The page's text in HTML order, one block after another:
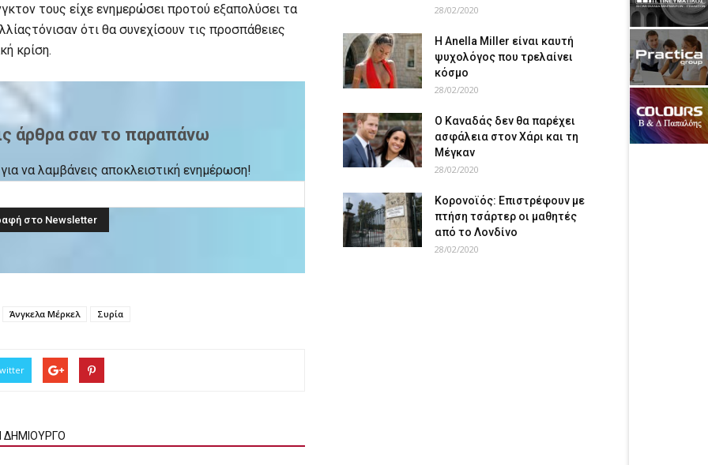
τους είχε ενημερώσει προτού εξαπολύσει τα
ότι θα συνεχίσουν τις προσπάθειες
κρίση.
άρθρα σαν το παραπάνω
να λαμβάνεις αποκλειστική ενημέρωση!
Άνγκελα Μέρκελ Συρία
ΔΗΜΙΟΥΡΓΟ
28/02/2020
Η Anella Miller είναι καυτή
ψυχολόγος που τρελαίνει
κόσμο
28/02/2020
Ο Καναδάς δεν θα παρέχει
ασφάλεια στον Χάρι και τη
Μέγκαν
28/02/2020
Κορονοϊός: Επιστρέφουν με
πτήση τσάρτερ οι μαθητές
από το Λονδίνο
28/02/2020